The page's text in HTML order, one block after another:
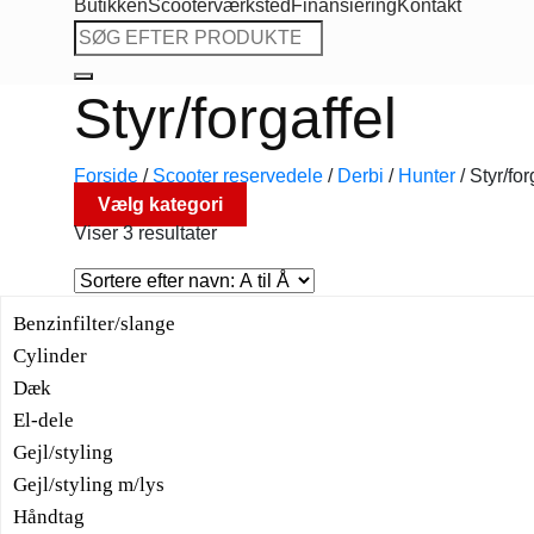
ButikkenScooterværksted FinansieringKontakt
Søg
efter:
Styr/forgaffel
Forside / Scooter reservedele / Derbi / Hunter /Styr/
Vælg kategori
Viser 3 resultater
Benzinfilter/slange
Cylinder
Dæk
El-dele
Gejl/styling
Gejl/styling m/lys
Håndtag